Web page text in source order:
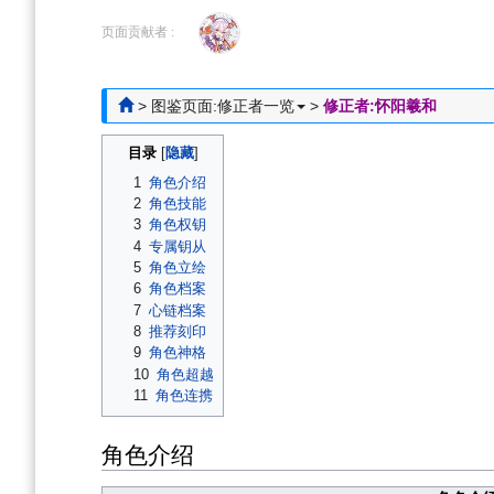
到
到
页面贡献者 :
> 图鉴页面:修正者一览 > 修正者:怀阳羲和
目录
1
角色介绍
2 角色技能
3 角色权钥
4 专属钥从
5 角色立绘
6 角色档案
7 心链档案
8 推荐刻印
9 角色神格
10 角色超越
11
角色连携
角色介绍